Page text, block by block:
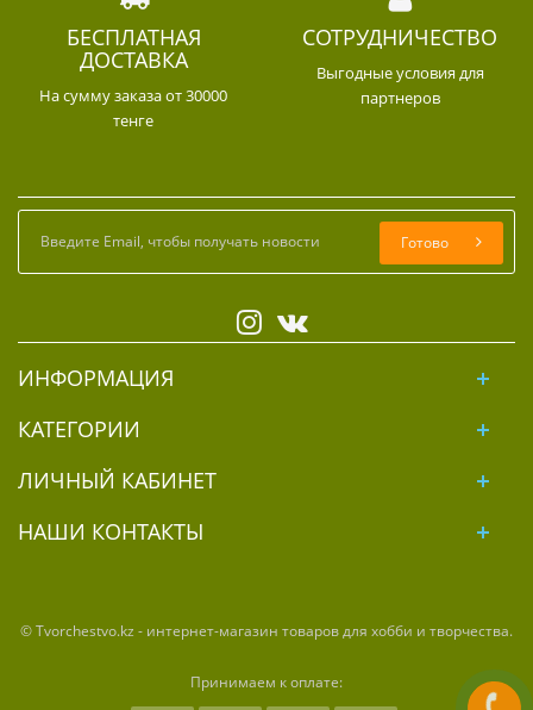
БЕСПЛАТНАЯ
ДОСТАВКА
На сумму заказа от 30000
тенге
СОТРУДНИЧЕСТВО
Выгодные условия для
партнеров
Готово
ИНФОРМАЦИЯ
КАТЕГОРИИ
ЛИЧНЫЙ КАБИНЕТ
НАШИ КОНТАКТЫ
© Tvorchestvo.kz - интернет-магазин товаров для хобби и творчества.
Принимаем к оплате: